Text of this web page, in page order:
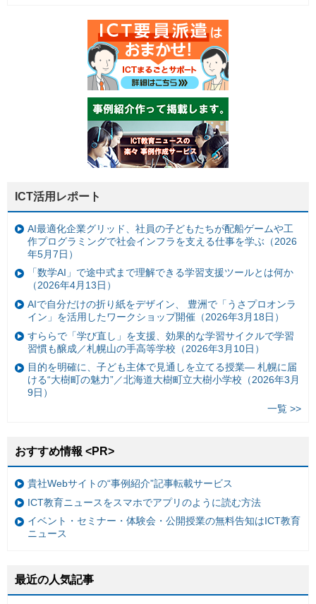
ICT活用レポート
AI最適化企業グリッド、社員の子どもたちが配船ゲームや工
作プログラミングで社会インフラを支える仕事を学ぶ（2026
年5月7日）
「数学AI」で途中式まで理解できる学習支援ツールとは何か
（2026年4月13日）
AIで自分だけの折り紙をデザイン、 豊洲で「うさプロオンラ
イン」を活用したワークショップ開催（2026年3月18日）
すららで「学び直し」を支援、効果的な学習サイクルで学習
習慣も醸成／札幌山の手高等学校（2026年3月10日）
目的を明確に、子ども主体で見通しを立てる授業— 札幌に届
ける“大樹町の魅力”／北海道大樹町立大樹小学校（2026年3月
9日）
一覧 >>
おすすめ情報 <PR>
貴社Webサイトの“事例紹介”記事転載サービス
ICT教育ニュースをスマホでアプリのように読む方法
イベント・セミナー・体験会・公開授業の無料告知はICT教育
ニュース
最近の人気記事